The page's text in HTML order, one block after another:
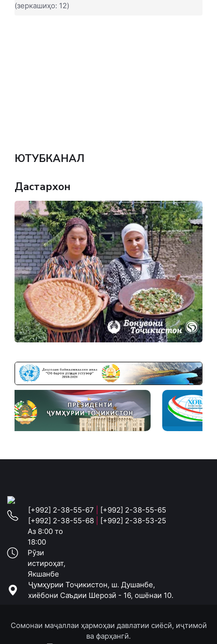
(зеркашиҳо: 12)
ЮТУБКАНАЛ
Дастархон
[+992] 2-38-55-67
[+992] 2-38-55-65
[+992] 2-38-55-68
[+992] 2-38-53-25
Аз 8:00 то
18:00
Рӯзи
истироҳат,
Якшанбе
Ҷумҳурии Тоҷикистон, ш. Душанбе,
хиёбони Саъдии Шерозӣ - 16, ошёнаи 10.
Сомонаи маҷаллаи ҳармоҳаи давлатии сиёсӣ, иҷтимоӣ
ва фарҳангӣ.